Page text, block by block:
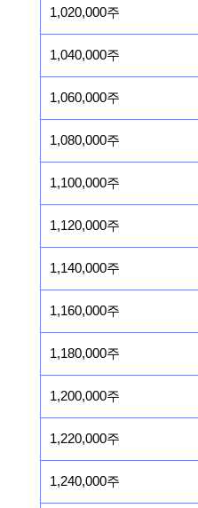
1,020,000주
1,040,000주
1,060,000주
1,080,000주
1,100,000주
1,120,000주
1,140,000주
1,160,000주
1,180,000주
1,200,000주
1,220,000주
1,240,000주